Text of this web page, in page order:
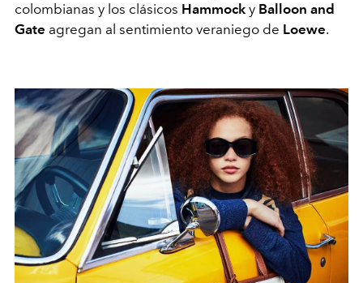
colombianas y los clásicos Hammock y Balloon and
Gate agregan al sentimiento veraniego de Loewe.